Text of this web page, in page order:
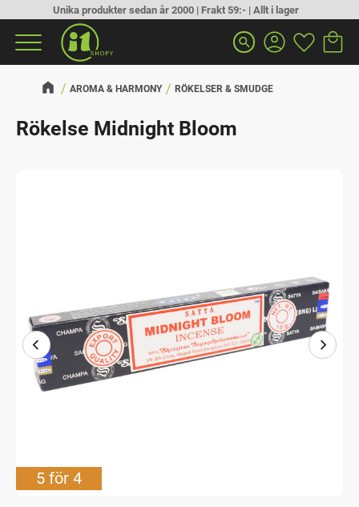
Meny
Unika produkter sedan år 2000 | Frakt 59:- | Allt i lager
search
AROMA & HARMONY RÖKELSER & SMUDGE
Rökelse Midnight Bloom
5 för 4